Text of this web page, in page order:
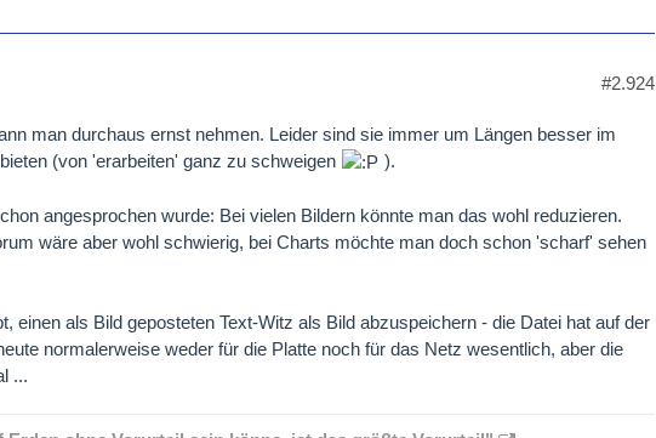
#2.924
man durchaus ernst nehmen. Leider sind sie immer um Längen besser im
(von 'erarbeiten' ganz zu schweigen
).
angesprochen wurde: Bei vielen Bildern könnte man das wohl reduzieren.
wäre aber wohl schwierig, bei Charts möchte man doch schon 'scharf' sehen
einen als Bild geposteten Text-Witz als Bild abzuspeichern - die Datei hat auf der
normalerweise weder für die Platte noch für das Netz wesentlich, aber die
...